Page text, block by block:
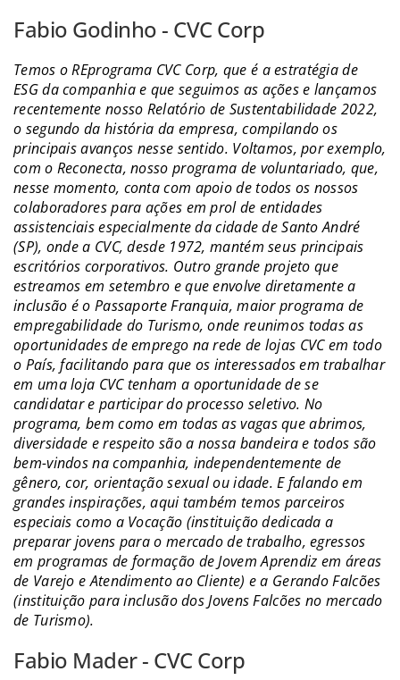
Fabio Godinho - CVC Corp
Temos o REprograma CVC Corp, que é a estratégia de
ESG da companhia e que seguimos as ações e lançamos
recentemente nosso Relatório de Sustentabilidade 2022,
o segundo da história da empresa, compilando os
principais avanços nesse sentido. Voltamos, por exemplo,
com o Reconecta, nosso programa de voluntariado, que,
nesse momento, conta com apoio de todos os nossos
colaboradores para ações em prol de entidades
assistenciais especialmente da cidade de Santo André
(SP), onde a CVC, desde 1972, mantém seus principais
escritórios corporativos. Outro grande projeto que
estreamos em setembro e que envolve diretamente a
inclusão é o Passaporte Franquia, maior programa de
empregabilidade do Turismo, onde reunimos todas as
oportunidades de emprego na rede de lojas CVC em todo
o País, facilitando para que os interessados em trabalhar
em uma loja CVC tenham a oportunidade de se
candidatar e participar do processo seletivo. No
programa, bem como em todas as vagas que abrimos,
diversidade e respeito são a nossa bandeira e todos são
bem-vindos na companhia, independentemente de
gênero, cor, orientação sexual ou idade. E falando em
grandes inspirações, aqui também temos parceiros
especiais como a Vocação (instituição dedicada a
preparar jovens para o mercado de trabalho, egressos
em programas de formação de Jovem Aprendiz em áreas
de Varejo e Atendimento ao Cliente) e a Gerando Falcões
(instituição para inclusão dos Jovens Falcões no mercado
de Turismo).
Fabio Mader - CVC Corp